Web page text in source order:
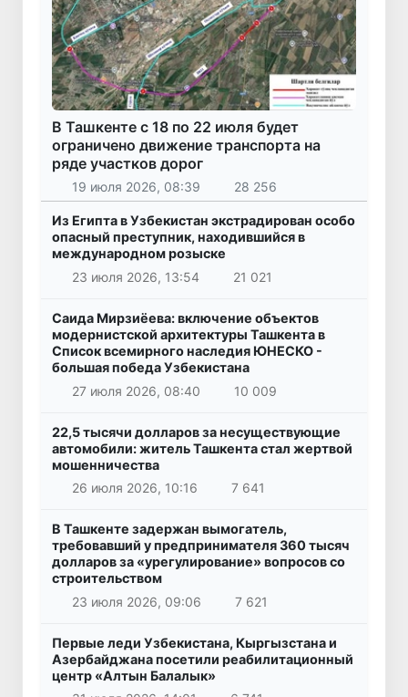
В Ташкенте с 18 по 22 июля будет
ограничено движение транспорта на
ряде участков дорог
19 июля 2026, 08:39 28 256
Из Египта в Узбекистан экстрадирован особо
опасный преступник, находившийся в
международном розыске
23 июля 2026, 13:54
21 021
Саида Мирзиёева: включение объектов
модернистской архитектуры Ташкента в
Список всемирного наследия ЮНЕСКО -
большая победа Узбекистана
27 июля 2026, 08:40
10 009
22,5 тысячи долларов за несуществующие
автомобили: житель Ташкента стал жертвой
мошенничества
26 июля 2026, 10:16
7 641
В Ташкенте задержан вымогатель,
требовавший у предпринимателя 360 тысяч
долларов за «урегулирование» вопросов со
строительством
23 июля 2026, 09:06
7 621
Первые леди Узбекистана, Кыргызстана и
Азербайджана посетили реабилитационный
центр «Алтын Балалык»